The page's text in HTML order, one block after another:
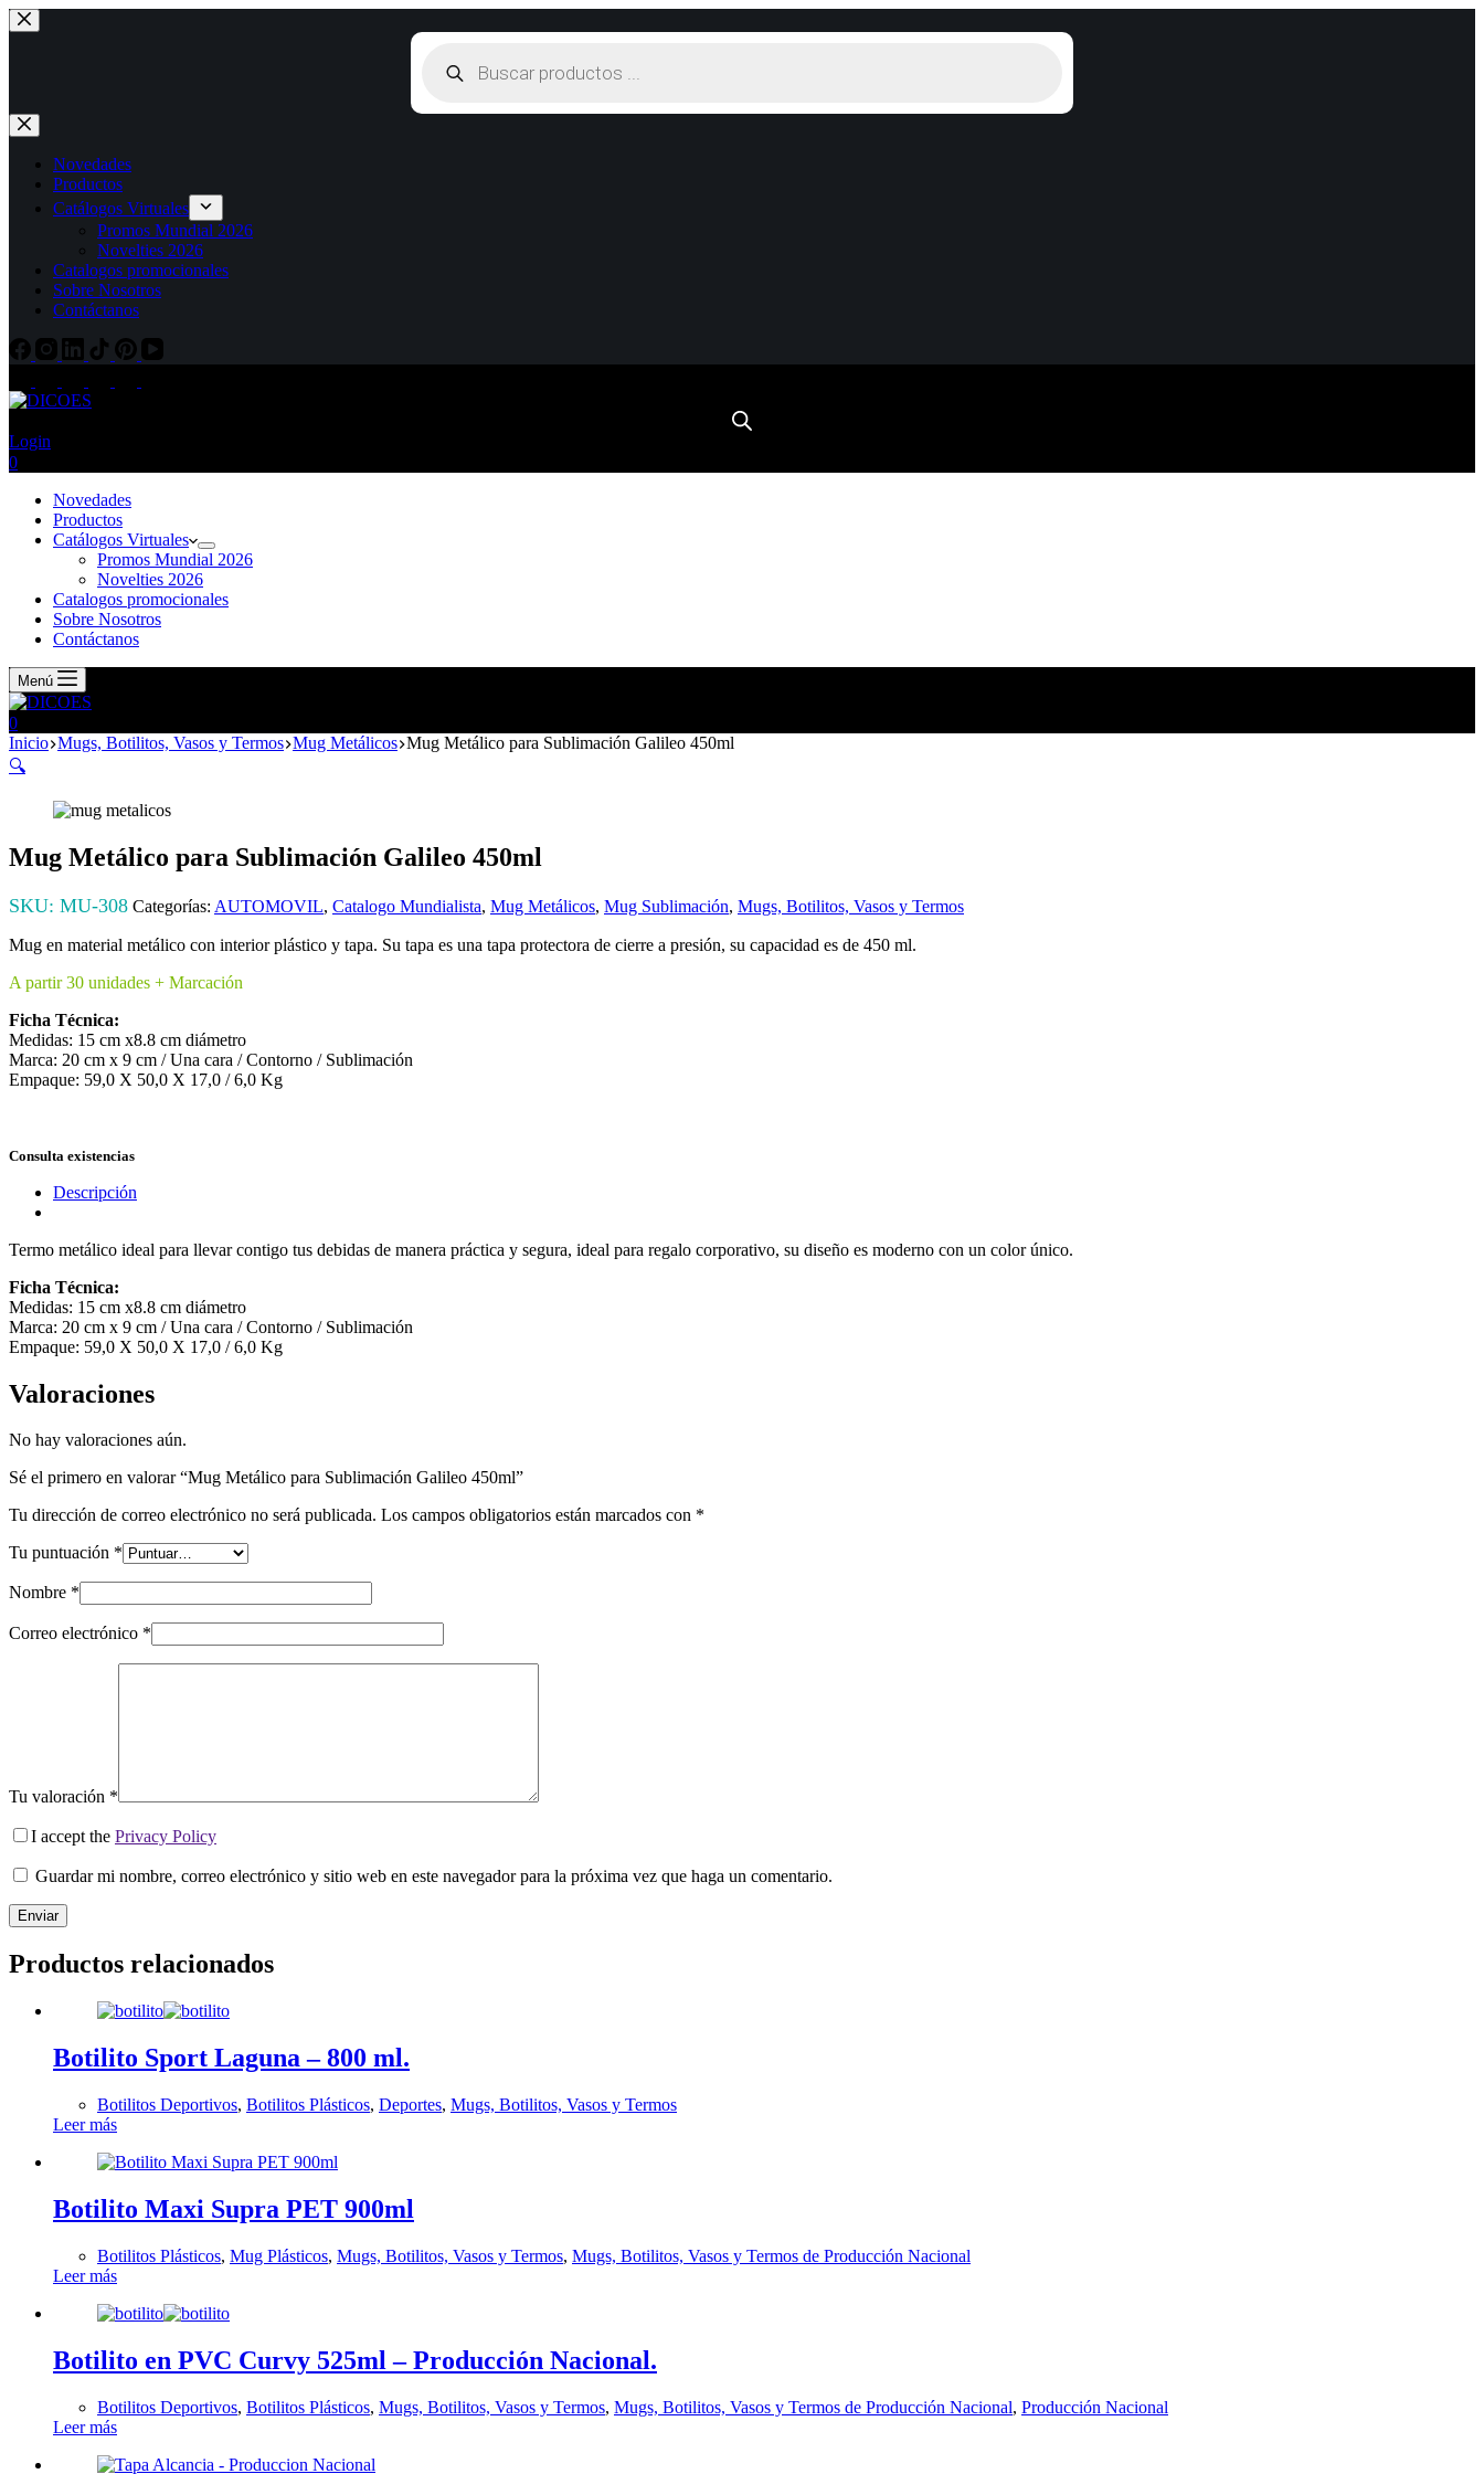
Novedades
Productos
Catálogos Virtuales
Promos Mundial 2026
Novelties 2026
Catalogos promocionales
Sobre Nosotros
Contáctanos
Login
0
Novedades
Productos
Catálogos Virtuales
Promos Mundial 2026
Novelties 2026
Catalogos promocionales
Sobre Nosotros
Contáctanos
Menú
0
Inicio Mugs, Botilitos, Vasos y Termos Mug Metálicos Mug Metálico para Sublimación Galileo 450ml
🔍
Mug Metálico para Sublimación Galileo 450ml
SKU: MU-308 Categorías: AUTOMOVIL, Catalogo Mundialista, Mug Metálicos, Mug Sublimación, Mugs, Botilitos, Vasos y Termos
Mug en material metálico con interior plástico y tapa. Su tapa es una tapa protectora de cierre a presión, su capacidad es de 450 ml.
A partir 30 unidades + Marcación
Ficha Técnica:
Medidas: 15 cm x8.8 cm diámetro
Marca: 20 cm x 9 cm / Una cara / Contorno / Sublimación
Empaque: 59,0 X 50,0 X 17,0 / 6,0 Kg
Consulta existencias
Descripción
Termo metálico ideal para llevar contigo tus debidas de manera práctica y segura, ideal para regalo corporativo, su diseño es moderno con un color único.
Ficha Técnica:
Medidas: 15 cm x8.8 cm diámetro
Marca: 20 cm x 9 cm / Una cara / Contorno / Sublimación
Empaque: 59,0 X 50,0 X 17,0 / 6,0 Kg
Valoraciones
No hay valoraciones aún.
Sé el primero en valorar “Mug Metálico para Sublimación Galileo 450ml”
Tu dirección de correo electrónico no será publicada. Los campos obligatorios están marcados con *
Tu puntuación *
Nombre *
Correo electrónico *
Tu valoración *
I accept the Privacy Policy
Guardar mi nombre, correo electrónico y sitio web en este navegador para la próxima vez que haga un comentario.
Enviar
Productos relacionados
Botilito Sport Laguna – 800 ml.
Botilitos Deportivos, Botilitos Plásticos, Deportes, Mugs, Botilitos, Vasos y Termos
Leer más
Botilito Maxi Supra PET 900ml
Botilitos Plásticos, Mug Plásticos, Mugs, Botilitos, Vasos y Termos, Mugs, Botilitos, Vasos y Termos de Producción Nacional
Leer más
Botilito en PVC Curvy 525ml – Producción Nacional.
Botilitos Deportivos, Botilitos Plásticos, Mugs, Botilitos, Vasos y Termos, Mugs, Botilitos, Vasos y Termos de Producción Nacional, Producción Nacional
Leer más